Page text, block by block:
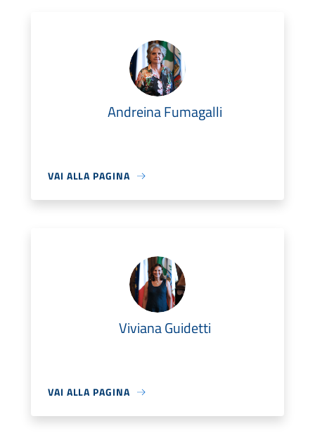
Andreina Fumagalli
VAI ALLA PAGINA
Viviana Guidetti
VAI ALLA PAGINA